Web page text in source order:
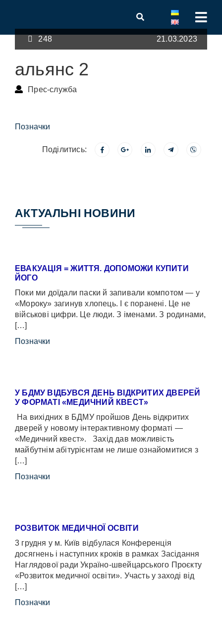
248 21.03.2023
альянс 2
Прес-служба
Позначки
Поділитись:
АКТУАЛЬНІ НОВИНИ
ЕВАКУАЦІЯ = ЖИТТЯ. ДОПОМОЖИ КУПИТИ
ЙОГО
Поки ми доїдали паски й запивали компотом — у
«Мороку» загинув хлопець. І є поранені. Це не
військові цифри. Це люди. З іменами. З родинами,
[…]
Позначки
У БДМУ ВІДБУВСЯ ДЕНЬ ВІДКРИТИХ ДВЕРЕЙ
У ФОРМАТІ «МЕДИЧНИЙ КВЕСТ»
На вихідних в БДМУ пройшов День відкритих
дверей у новому інтерактивному форматі —
«Медичний квест». Захід дав можливість
майбутнім абітурієнтам не лише ознайомитися з
[…]
Позначки
РОЗВИТОК МЕДИЧНОЇ ОСВІТИ
3 грудня у м. Київ відбулася Конференція
досягнень і наступних кроків в рамках Засідання
Наглядової ради Україно-швейцарського Проєкту
«Розвиток медичної освіти». Участь у заході від
[…]
Позначки